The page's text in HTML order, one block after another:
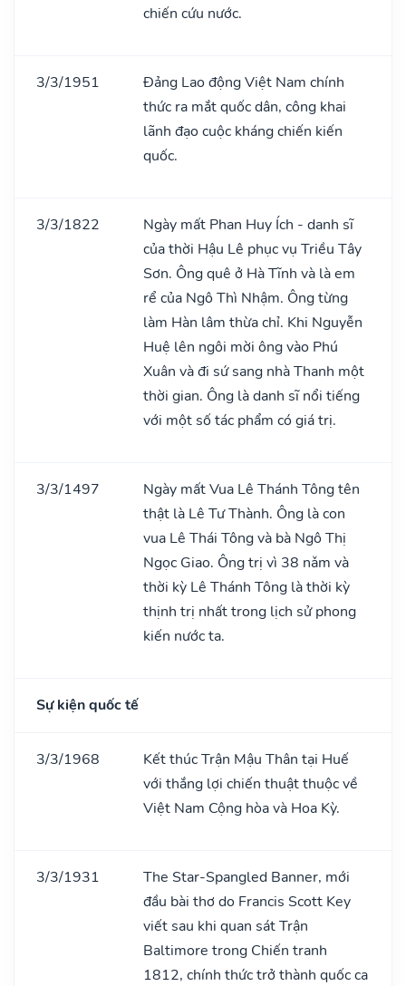
chiến cứu nước.
3/3/1951
Đảng Lao động Việt Nam chính
thức ra mắt quốc dân, công khai
lãnh đạo cuộc kháng chiến kiến
quốc.
3/3/1822
Ngày mất Phan Huy Ích - danh sĩ
của thời Hậu Lê phục vụ Triều Tây
Sơn. Ông quê ở Hà Tĩnh và là em
rể của Ngô Thì Nhậm. Ông từng
làm Hàn lâm thừa chỉ. Khi Nguyễn
Huệ lên ngôi mời ông vào Phú
Xuân và đi sứ sang nhà Thanh một
thời gian. Ông là danh sĩ nổi tiếng
với một số tác phẩm có giá trị.
3/3/1497
Ngày mất Vua Lê Thánh Tông tên
thật là Lê Tư Thành. Ông là con
vua Lê Thái Tông và bà Ngô Thị
Ngọc Giao. Ông trị vì 38 nǎm và
thời kỳ Lê Thánh Tông là thời kỳ
thịnh trị nhất trong lịch sử phong
kiến nước ta.
Sự kiện quốc tế
3/3/1968
Kết thúc Trận Mậu Thân tại Huế
với thắng lợi chiến thuật thuộc về
Việt Nam Cộng hòa và Hoa Kỳ.
3/3/1931
The Star-Spangled Banner, mới
đầu bài thơ do Francis Scott Key
viết sau khi quan sát Trận
Baltimore trong Chiến tranh
1812, chính thức trở thành quốc ca